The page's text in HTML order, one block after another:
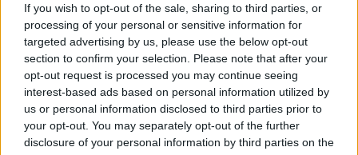
If you wish to opt-out of the sale, sharing to third parties, or
processing of your personal or sensitive information for
targeted advertising by us, please use the below opt-out
section to confirm your selection. Please note that after your
opt-out request is processed you may continue seeing
interest-based ads based on personal information utilized by
us or personal information disclosed to third parties prior to
your opt-out. You may separately opt-out of the further
disclosure of your personal information by third parties on the
μπορούν να υποβάλουν αίτηση σήμερα –
Βήμα βήμα η διαδικασία
2 ώρες πριν
Συντάξεις Σεπτεμβρίου 2026: Πότε θα
γίνουν οι πρώτες πληρωμές